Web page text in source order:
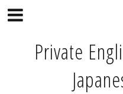
Private